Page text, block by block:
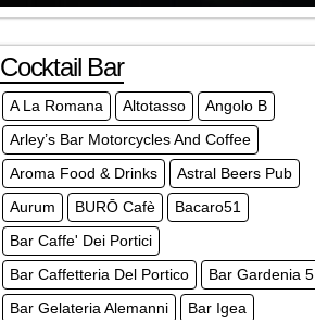
Cocktail Bar
A La Romana Altotasso
Angolo B
Arley’s Bar Motorcycles And Coffee
Aroma Food & Drinks
Astral Beers Pub
Aurum
BURŌ Cafè
Bacaro51
Bar Caffe' Dei Portici
Bar Caffetteria Del Portico
Bar Gardenia 5
Bar Gelateria Alemanni
Bar Igea